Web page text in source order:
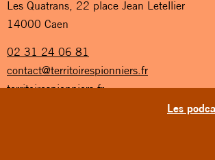
Les
Les Quatrans, 22 place Jean Letellier
14000 Caen
02 31 24 06 81
contact@territoirespionniers.fr
territoirespionniers.fr